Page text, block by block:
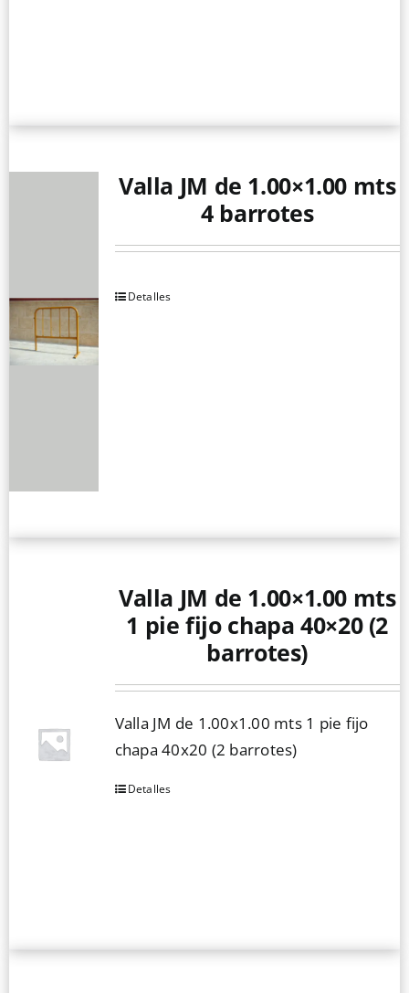
Valla JM de 1.00×1.00 mts
4 barrotes
Detalles
Valla JM de 1.00×1.00 mts
1 pie fijo chapa 40×20 (2
barrotes)
Valla JM de 1.00x1.00 mts 1 pie fijo
chapa 40x20 (2 barrotes)
Detalles